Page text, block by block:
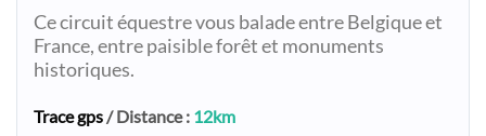
Ce circuit équestre vous balade entre Belgique et
France, entre paisible forêt et monuments
historiques.
Trace gps/ Distance : 12km